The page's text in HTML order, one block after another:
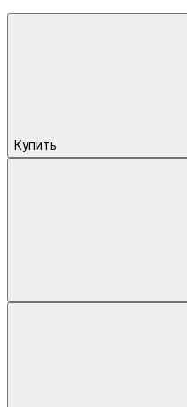
Купить